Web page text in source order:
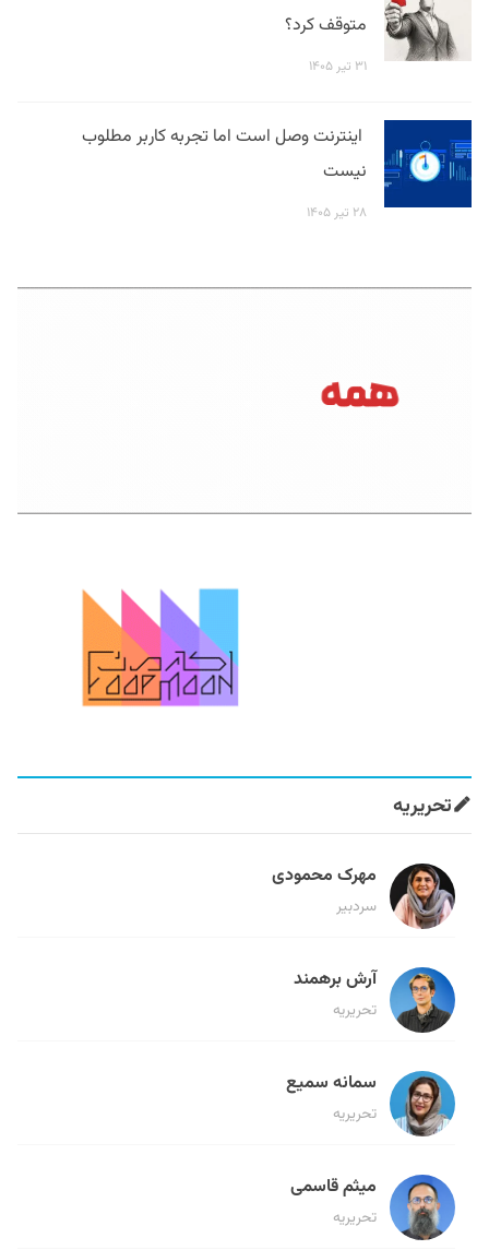
متوقف کرد؟
۳۱ تیر ۱۴۰۵
اینترنت وصل است اما تجربه کاربر مطلوب
نیست
۲۸ تیر ۱۴۰۵
تحریریه
مهرک محمودی
سردبیر
آرش برهمند
تحریریه
سمانه سمیع
تحریریه
میثم قاسمی
تحریریه